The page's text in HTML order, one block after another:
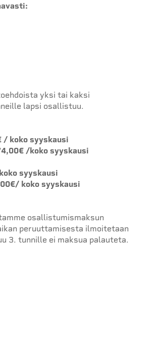
yksi tai kaksi
lapsi osallistuu.
/ koko syyskausi
/koko syyskausi
syyskausi
koko syyskausi
osallistumismaksun
peruuttamisesta ilmoitetaan
3. tunnille ei maksua palauteta.